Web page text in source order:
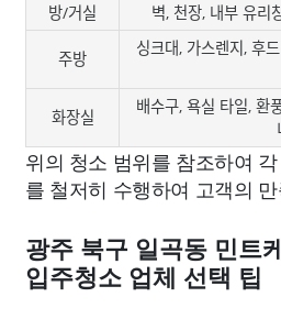
방/거실 벽, 천장, 내부 유리
주방
싱크대, 가스렌지, 후
화장실
배수구, 욕실 타일, 환
위의 청소 범위를 참조하여
를 철저히 수행하여 고객의
광주 북구 일곡동 민트
입주청소 업체 선택 팁